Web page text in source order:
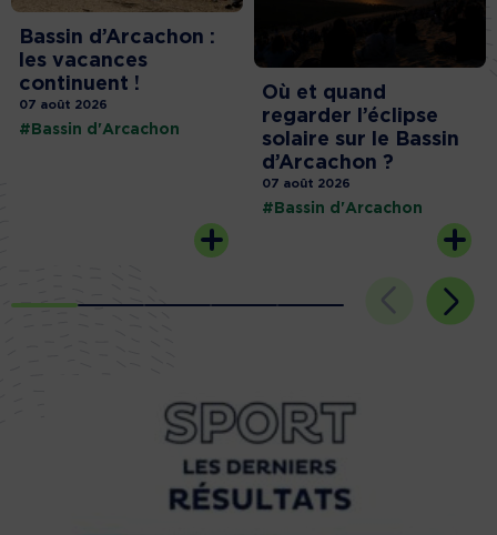
Bassin d’Arcachon :
les vacances
continuent !
07 août 2026
#Bassin d'Arcachon
Où et quand
regarder l’éclipse
solaire sur le Bassin
d’Arcachon ?
07 août 2026
#Bassin d'Arcachon